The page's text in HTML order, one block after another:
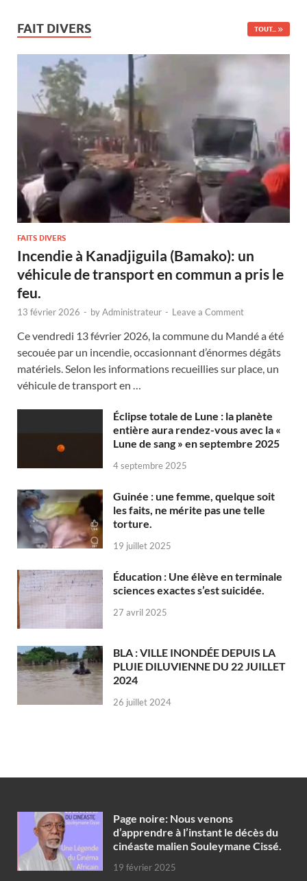
FAIT DIVERS TOUT...
FAITS DIVERS
Incendie à Kanadjiguila (Bamako): un
véhicule de transport en commun a pris le
feu.
13 février 2026 - byAdministrateur - Leave a Comment
Ce vendredi 13 février 2026, la commune du Mandé a été
secouée par un incendie, occasionnant d’énormes dégâts
matériels. Selon les informations recueillies sur place, un
véhicule de transport en …
Éclipse totale de Lune : la planète
entière aura rendez-vous avec la «
Lune de sang » en septembre 2025
4 septembre 2025
Guinée : une femme, quelque soit
les faits, ne mérite pas une telle
torture.
19 juillet 2025
Éducation : Une élève en terminale
sciences exactes s’est suicidée.
27 avril 2025
BLA : VILLE INONDÉE DEPUIS LA
PLUIE DILUVIENNE DU 22 JUILLET
2024
26 juillet 2024
Page noire: Nous venons
d’apprendre à l’instant le décès du
cinéaste malien Souleymane Cissé.
19 février 2025